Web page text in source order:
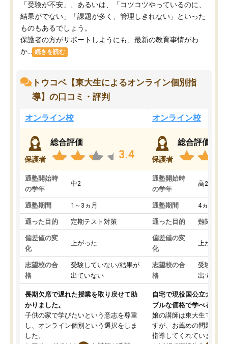
「受験が不安」、あるいは、「コツコツやっているのに、
結果がでない」「課題が多く、管理しきれない」といった
ものもあるでしょう。
保護者の方がサポートしようにも、最新の教育事情がわ
か...
続きを読む
トウコベ【東大生によるオンライン個別指
導】の口コミ・評判
オンライン校
保護者
総合評価
3.4
通塾開始時
の学年
中2
通塾期間 1～3ヵ月
通った目的 定期テスト対策
偏差値の変
化
上がった
志望校の合
格
受験していない/結果が
出ていない
長期欠席で遅れた授業を取り戻せて助
かりました。
子供の家で学びたいという意志を尊重
し、オンライン個別という選択をしま
した。
オンライン校
保護者
総合評価
通塾開始時
の学年
高2
通塾期間 4ヵ月～1
通った目的 難関私立
偏差値の変
化
上がった
志望校の合
格
受験して
出ていな
自宅で現役国公立大学生
ブルな価格で学べる
娘の講師は東大生では無
すが、お薦めの問題集や
指導してくれています。